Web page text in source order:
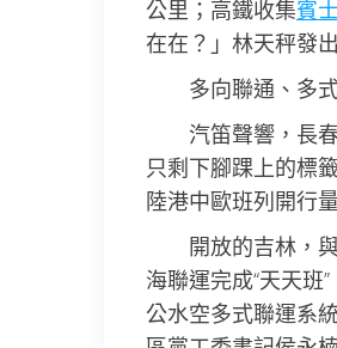
公里；高鐵收集賓
在在？」林天秤發
多向聯通、多
汽笛聲響，長春
只剩下腳踝上的標
陸港中歐班列開行量
開放的吉林，
海聯運完成“天天班”
公水空多式聯運系